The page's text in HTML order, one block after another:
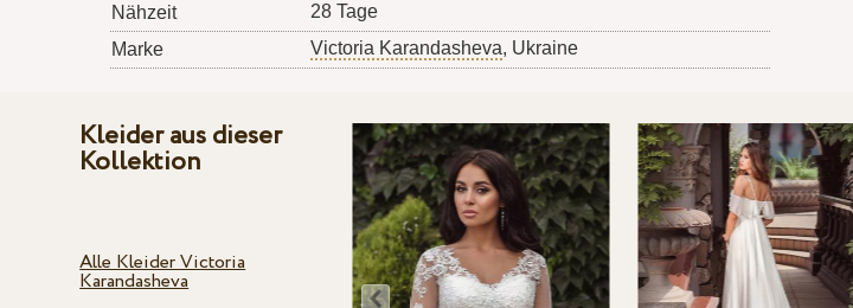
Nähzeit
28 Tage
Marke
Victoria Karandasheva, Ukraine
Kleider aus dieser
Kollektion
Alle Kleider Victoria
Karandasheva